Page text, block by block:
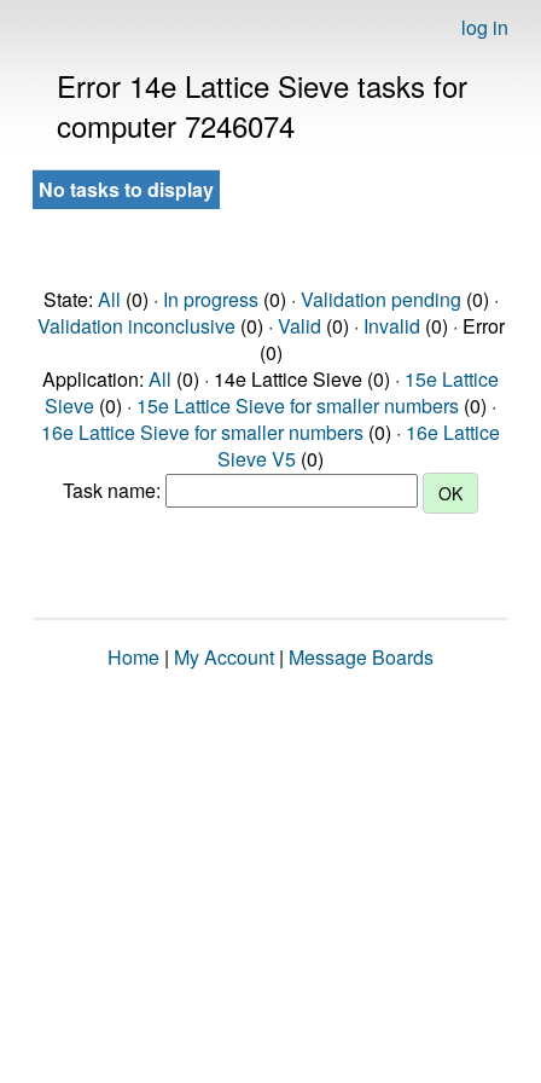
log in
Error 14e Lattice Sieve tasks for
computer 7246074
No tasks to display
State: All (0) · In progress(0) · Validation pending (0) ·
Validation inconclusive(0) · Valid (0) · Invalid (0) · Error
(0)
Application: All (0) · 14e Lattice Sieve (0) · 15e Lattice
Sieve (0) · 15e Lattice Sieve for smaller numbers (0) ·
16e Lattice Sieve for smaller numbers (0) · 16e Lattice
Sieve V5 (0)
Task name:
Home | My Account | Message Boards